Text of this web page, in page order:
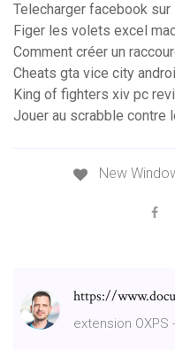
Telecharger facebook sur
Figer les volets excel
Comment créer un
Cheats gta vice city
King of fighters xiv pc
Jouer au scrabble contre
New
https://
extension